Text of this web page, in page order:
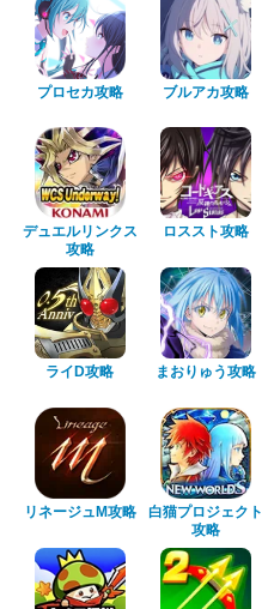
プロセカ攻略 ブルアカ攻略
デュエルリンクス
攻略
ロススト攻略
ライD攻略 まおりゅう攻略
リネージュM攻略
白猫プロジェクト
攻略